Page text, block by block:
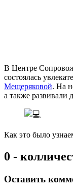
В Центре
состоялась
Мещеряковой. На
а также развивали
Как это было
0 -
Оставить